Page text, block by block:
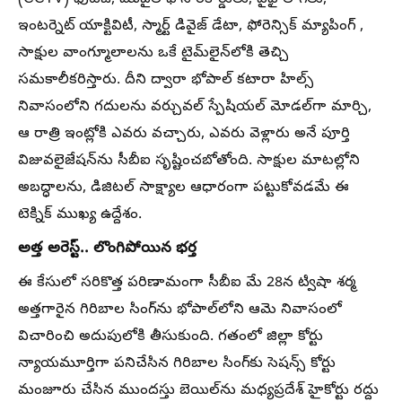
ఇంటర్నెట్ యాక్టివిటీ, స్మార్ట్ డివైజ్ డేటా, ఫోరెన్సిక్ మ్యాపింగ్ ,
సాక్షుల వాంగ్మూలాలను ఒకే టైమ్‌లైన్‌లోకి తెచ్చి
సమకాలీకరిస్తారు. దీని ద్వారా భోపాల్ కటారా హిల్స్
నివాసంలోని గదులను వర్చువల్ స్పేషియల్ మోడల్‌గా మార్చి,
ఆ రాత్రి ఇంట్లోకి ఎవరు వచ్చారు, ఎవరు వెళ్లారు అనే పూర్తి
విజువలైజేషన్‌ను సీబీఐ సృష్టించబోతోంది. సాక్షుల మాటల్లోని
అబద్ధాలను, డిజిటల్ సాక్ష్యాల ఆధారంగా పట్టుకోవడమే ఈ
టెక్నిక్ ముఖ్య ఉద్దేశం.
అత్త అరెస్ట్.. లొంగిపోయిన భర్త
ఈ కేసులో సరికొత్త పరిణామంగా సీబీఐ మే 28న ట్విషా శర్మ
అత్తగారైన గిరిబాల సింగ్‌ను భోపాల్‌లోని ఆమె నివాసంలో
విచారించి అదుపులోకి తీసుకుంది. గతంలో జిల్లా కోర్టు
న్యాయమూర్తిగా పనిచేసిన గిరిబాల సింగ్‌కు సెషన్స్ కోర్టు
మంజూరు చేసిన ముందస్తు బెయిల్‌ను మధ్యప్రదేశ్ హైకోర్టు రద్దు